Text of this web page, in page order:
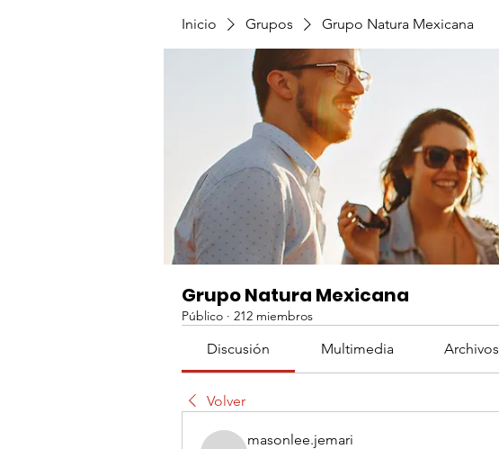
Inicio Grupos Grupo Natura Mexicana
Grupo Natura Mexicana
Público · 212 miembros
Discusión Multimedia Archivos
Volver
masonlee.jemari